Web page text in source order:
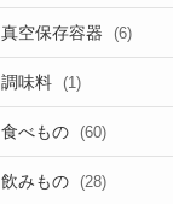
真空保存容器 (6)
調味料 (1)
食べもの (60)
飲みもの (28)